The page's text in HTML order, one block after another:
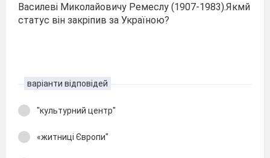
Василеві Миколайовичу Ремеслу (1907-1983).Якмй
статус він закріпив за Україною?
варіанти відповідей
"культурний центр"
«житниці Європи"